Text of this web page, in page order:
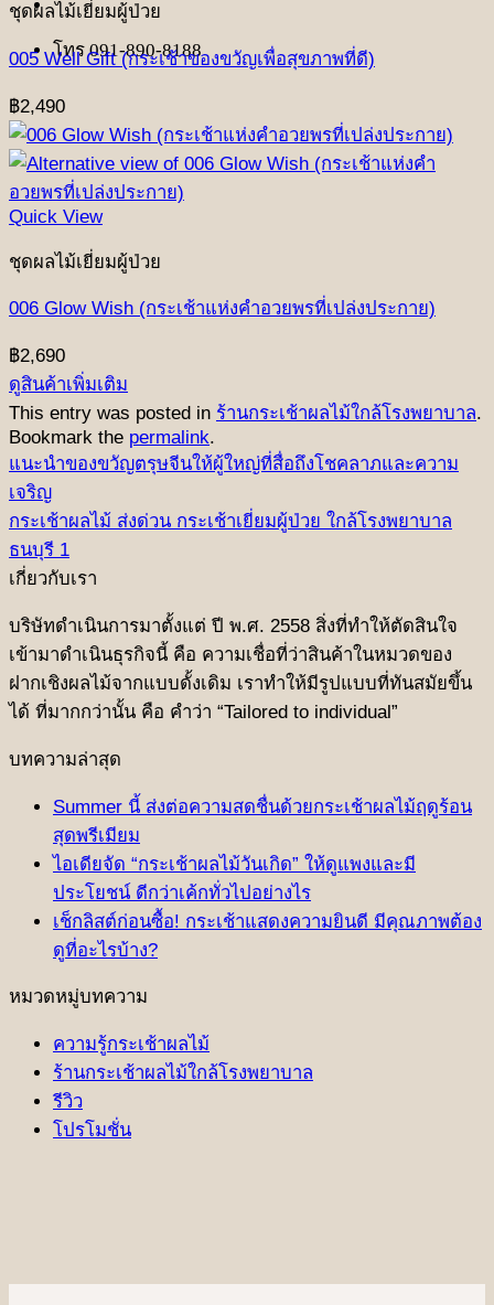
โทร 091-890-8188
ชุดผลไม้เยี่ยมผู้ป่วย
005 Well Gift (กระเช้าของขวัญเพื่อสุขภาพที่ดี)
฿2,490
Quick View
ชุดผลไม้เยี่ยมผู้ป่วย
006 Glow Wish (กระเช้าแห่งคำอวยพรที่เปล่งประกาย)
฿2,690
ดูสินค้าเพิ่มเติม
This entry was posted in ร้านกระเช้าผลไม้ใกล้โรงพยาบาล.
Bookmark the permalink.
แนะนำของขวัญตรุษจีนให้ผู้ใหญ่ที่สื่อถึงโชคลาภและความ
เจริญ
กระเช้าผลไม้ ส่งด่วน กระเช้าเยี่ยมผู้ป่วย ใกล้โรงพยาบาล
ธนบุรี 1
เกี่ยวกับเรา
บริษัทดําเนินการมาตั้งแต่ ปี พ.ศ. 2558 สิ่งที่ทําให้ตัดสินใจ
เข้ามาดําเนินธุรกิจนี้ คือ ความเชื่อที่ว่าสินค้าในหมวดของ
ฝากเชิงผลไม้จากแบบดั้งเดิม เราทำให้มีรูปแบบที่ทันสมัยขึ้น
ได้ ที่มากกว่านั้น คือ คําว่า “Tailored to individual”
บทความล่าสุด
Summer นี้ ส่งต่อความสดชื่นด้วยกระเช้าผลไม้ฤดูร้อน
สุดพรีเมียม
ไอเดียจัด “กระเช้าผลไม้วันเกิด” ให้ดูแพงและมี
ประโยชน์ ดีกว่าเค้กทั่วไปอย่างไร
เช็กลิสต์ก่อนซื้อ! กระเช้าแสดงความยินดี มีคุณภาพต้อง
ดูที่อะไรบ้าง?
หมวดหมู่บทความ
ความรู้กระเช้าผลไม้
ร้านกระเช้าผลไม้ใกล้โรงพยาบาล
รีวิว
โปรโมชั่น